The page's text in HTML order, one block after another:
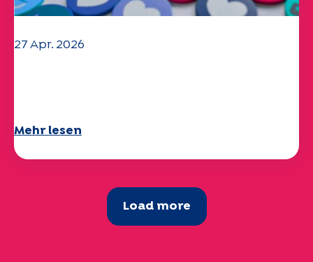
27 Apr. 2026
Mehr lesen
Load more